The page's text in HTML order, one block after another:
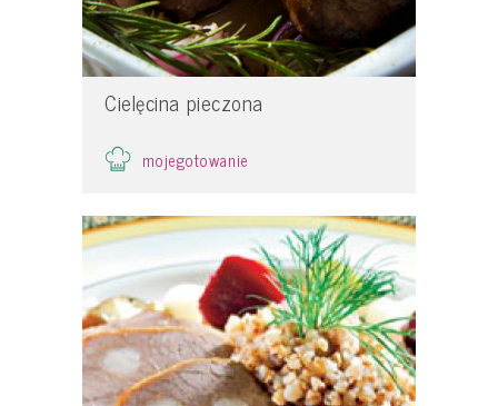
Cielęcina pieczona
mojegotowanie